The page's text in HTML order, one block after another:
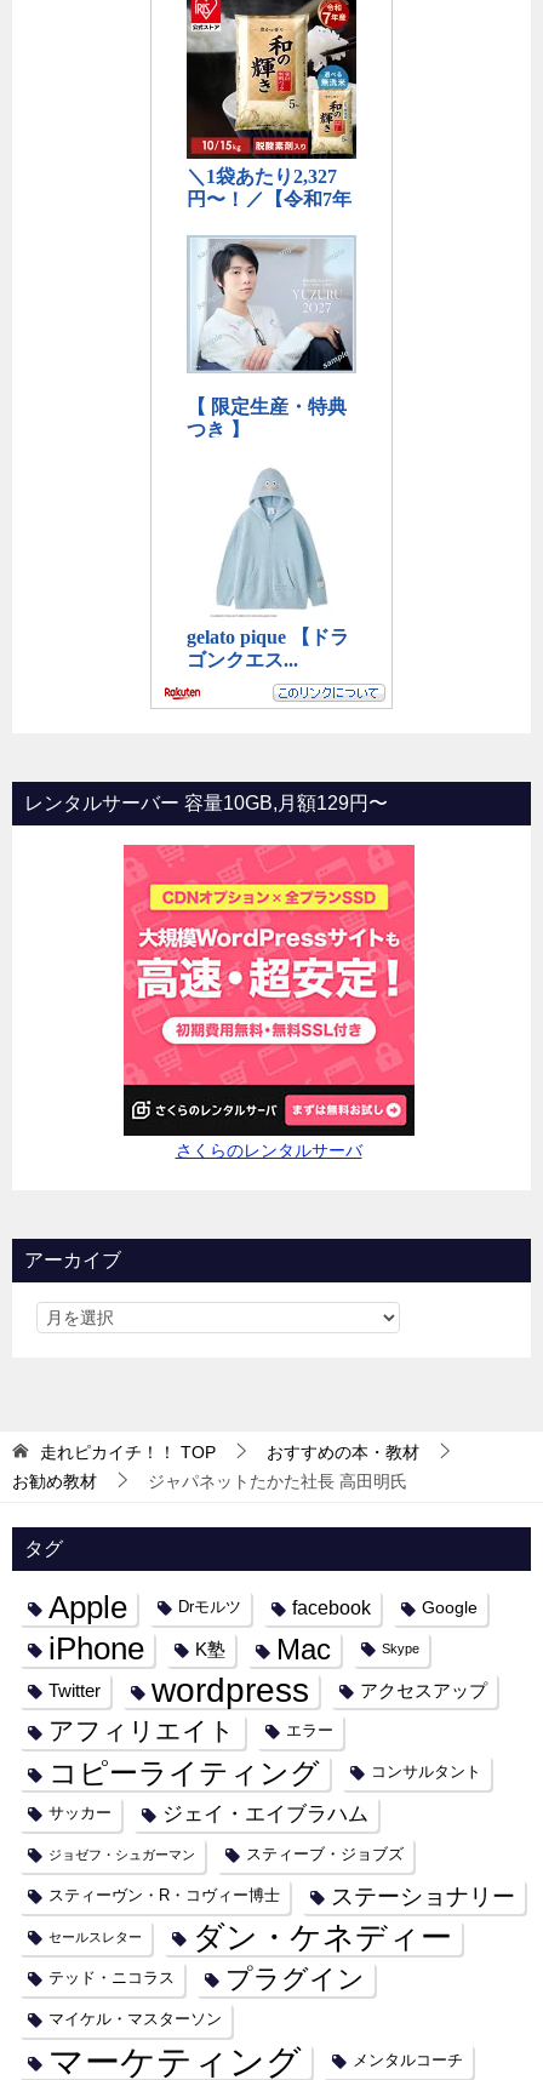
レンタルサーバー 容量10GB,月額129円〜
さくらのレンタルサーバ
アーカイブ
走れピカイチ！！ TOP
おすすめの本・教材
お勧め教材
ジャパネットたかた社長 高田明氏
タグ
Apple Drモルツ facebook Google
iPhone K塾 Mac Skype
Twitter wordpress アクセスアップ
アフィリエイト エラー
コピーライティング コンサルタント
サッカー ジェイ・エイブラハム
ジョゼフ・シュガーマン スティーブ・ジョブズ
スティーヴン・R・コヴィー博士 ステーショナリー
セールスレター ダン・ケネディー
テッド・ニコラス プラグイン
マイケル・マスターソン
マーケティング メンタルコーチ